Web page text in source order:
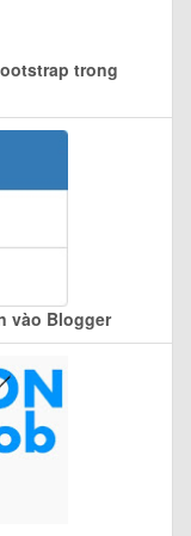
trong
vào Blogger